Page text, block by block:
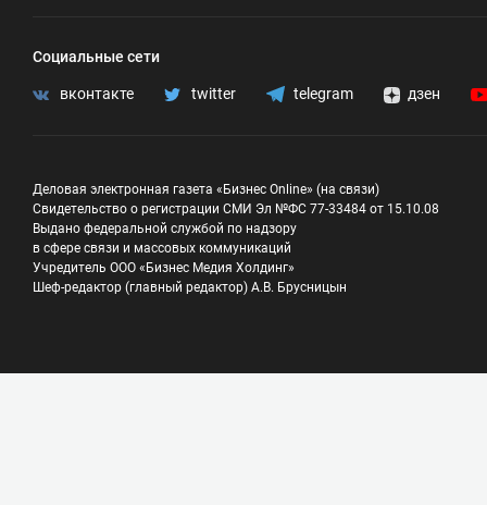
Социальные сети
вконтакте twitter telegram дзен
Деловая электронная газета «Бизнес Online» (на связи)
Свидетельство о регистрации СМИ Эл №ФС 77-33484 от 15.10.08
Выдано федеральной службой по надзору
в сфере связи и массовых коммуникаций
Учредитель ООО «Бизнес Медия Холдинг»
Шеф-редактор (главный редактор) А.В. Брусницын